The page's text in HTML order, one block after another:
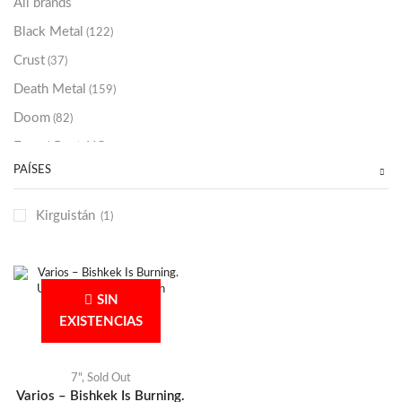
All brands
Black Metal (122)
Crust (37)
Death Metal (159)
Doom (82)
Grindcore
Otros
(25)
(35)
PAÍSES
Kirguistán (1)
SIN
EXISTENCIAS
7", Sold Out
Varios – Bishkek Is Burning.